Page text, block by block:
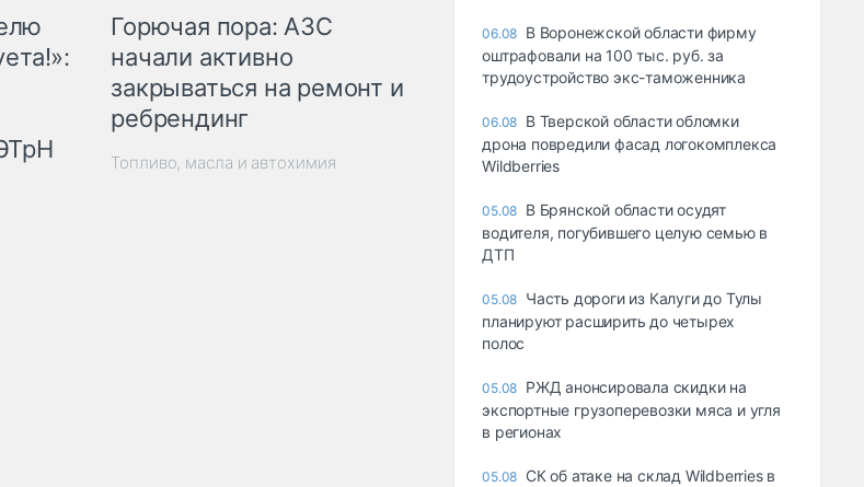
Горючая пора: АЗС
начали активно
закрываться на ремонт и
ребрендинг
Топливо, масла и автохимия
06.08 В Воронежской области фирму
оштрафовали на 100 тыс. руб. за
трудоустройство экс-таможенника
06.08 В Тверской области обломки
дрона повредили фасад логокомплекса
Wildberries
05.08 В Брянской области осудят
водителя, погубившего целую семью в
ДТП
05.08 Часть дороги из Калуги до Тулы
планируют расширить до четырех
полос
05.08 РЖД анонсировала скидки на
экспортные грузоперевозки мяса и угля
в регионах
05.08 СК об атаке на склад Wildberries в